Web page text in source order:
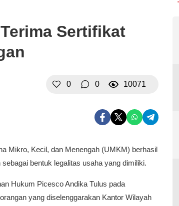
Sertifikat
0 0 10071
Mikro, Kecil, dan Menengah (UMKM) berhasil
bentuk legalitas usaha yang dimiliki.
Hukum Picesco Andika Tulus pada
yang diselenggarakan Kantor Wilayah